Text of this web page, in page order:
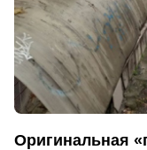
Оригинальная